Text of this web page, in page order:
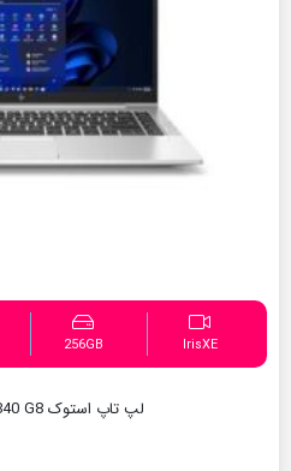
IrisXE
256GB
لپ تاپ استوک HP EliteBook 840 G8